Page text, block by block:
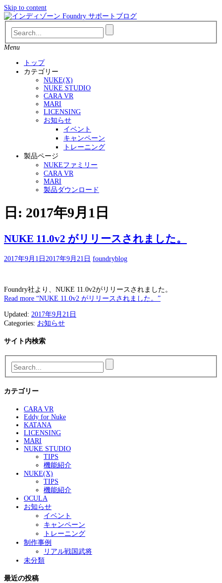
Skip to content
Menu
トップ
カテゴリー
NUKE(X)
NUKE STUDIO
CARA VR
MARI
LICENSING
お知らせ
イベント
キャンペーン
トレーニング
製品ページ
NUKEファミリー
CARA VR
MARI
製品ダウンロード
日: 2017年9月1日
NUKE 11.0v2 がリリースされました。
2017年9月1日 2017年9月21日 foundryblog
Foundry社より、NUKE 11.0v2がリリースされました。
Read more “NUKE 11.0v2 がリリースされました。”
Updated: 2017年9月21日
Categories: お知らせ
サイト内検索
カテゴリー
CARA VR
Eddy for Nuke
KATANA
LICENSING
MARI
NUKE STUDIO
TIPS
機能紹介
NUKE(X)
TIPS
機能紹介
OCULA
お知らせ
イベント
キャンペーン
トレーニング
制作事例
リアル戦国武将
未分類
最近の投稿